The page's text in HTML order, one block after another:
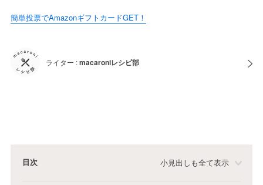
簡単投票でAmazonギフトカードGET！
ライター :macaroniレシピ部
目次 小見出しも全て表示